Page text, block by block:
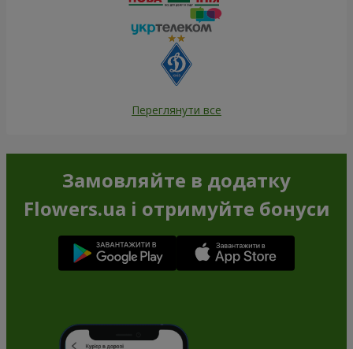
Переглянути все
Замовляйте в додатку
Flowers.ua і отримуйте бонуси